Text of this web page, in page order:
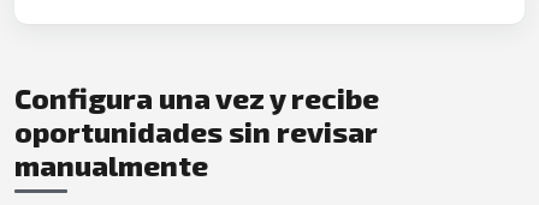
Configura una vez y recibe
oportunidades sin revisar
manualmente